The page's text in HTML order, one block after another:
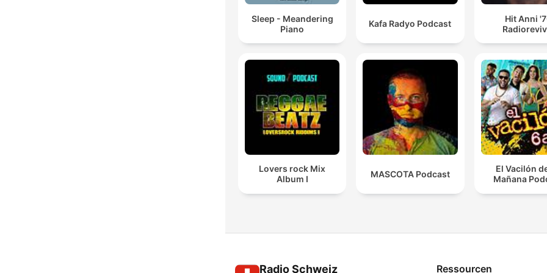
Sleep - Meandering
Piano
Kafa Radyo Podcast
Hit Anni
Lovers rock Mix
Album I
MASCOTA Podcast
El Vacilón
Mañana
Radio Schweiz Ressourcen